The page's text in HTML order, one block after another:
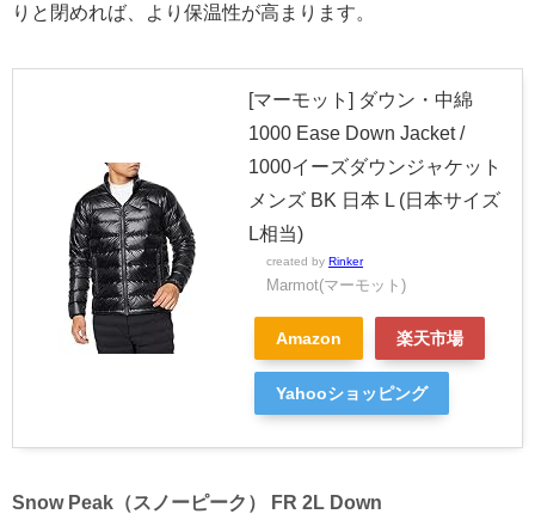
りと閉めれば、より保温性が高まります。
[マーモット] ダウン・中綿
1000 Ease Down Jacket /
1000イーズダウンジャケット
メンズ BK 日本 L (日本サイズ
L相当)
created by Rinker
Marmot(マーモット)
Amazon 楽天市場
Yahooショッピング
Snow Peak（スノーピーク） FR 2L Down